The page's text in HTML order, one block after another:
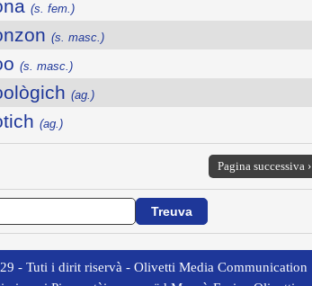
(s. fem.)
(s. masc.)
(s. masc.)
(ag.)
(ag.)
Pagina successiva ›
- Tuti i dirit riservà - Olivetti Media Communication